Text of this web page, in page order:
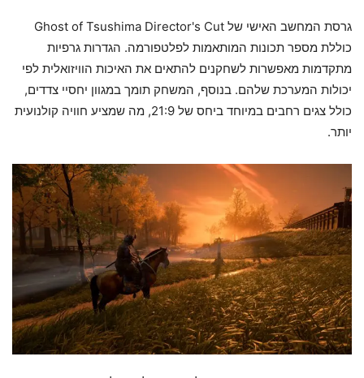
גרסת המחשב האישי של Ghost of Tsushima Director's Cut
כוללת מספר תכונות המותאמות לפלטפורמה. הגדרות גרפיות
מתקדמות מאפשרות לשחקנים להתאים את האיכות הוויזואלית לפי
יכולות המערכת שלהם. בנוסף, המשחק תומך במגוון יחסיי צדדים,
כולל צגים רחבים במיוחד ביחס של 21:9, מה שמציע חוויה קולנועית
יותר.